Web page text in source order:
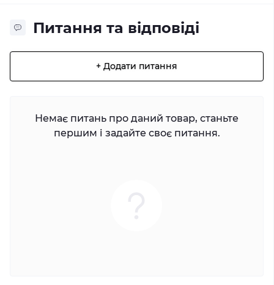
Питання та відповіді
+ Додати питання
Немає питань про даний товар, станьте
першим і задайте своє питання.